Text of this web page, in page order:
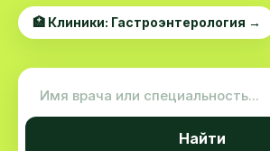
🏥 Клиники: Гастроэнтерология →
Найти